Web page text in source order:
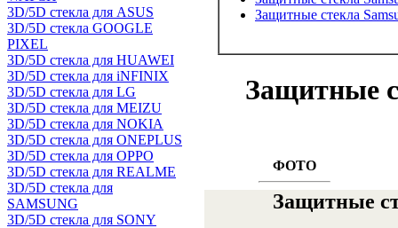
3D/5D стекла для ASUS
3D/5D стекла GOOGLE
PIXEL
3D/5D стекла для HUAWEI
3D/5D стекла для iNFINIX
3D/5D стекла для LG
3D/5D стекла для MEIZU
3D/5D стекла для NOKIA
3D/5D стекла для ONEPLUS
3D/5D стекла для OPPO
3D/5D стекла для REALME
3D/5D стекла для
SAMSUNG
3D/5D стекла для SONY
Защитные стекла
Защитные
ФОТО
Защитные